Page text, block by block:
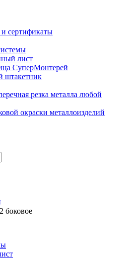
и сертификаты
лист
СуперМонтерей
штакетник
резка металла любой
окраски металлоизделий
боковое